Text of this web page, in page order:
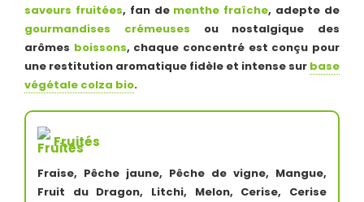
saveurs fruitées, fan de menthe fraîche, adepte de
gourmandises crémeuses ou nostalgique des
arômes boissons, chaque concentré est conçu pour
une restitution aromatique fidèle et intense sur base
végétale colza bio.
Fruités
Fraise, Pêche jaune, Pêche de vigne, Mangue,
Fruit du Dragon, Litchi, Melon, Cerise, Cerise